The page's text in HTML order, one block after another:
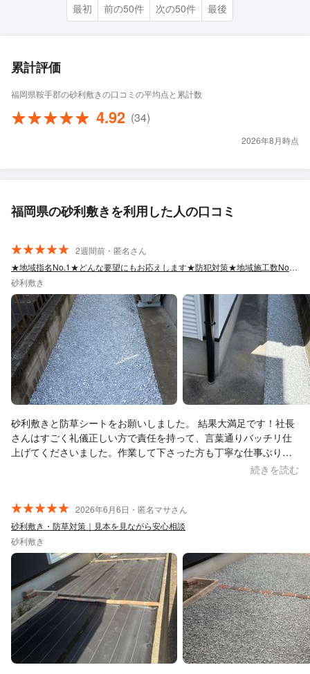
最初 前の50件 次の50件 最後
累計評価
福岡県鞍手郡の砂利敷きの口コミの平均点と累計数
4.92 (34)
2026年8月時点
福岡県の砂利敷きを利用した人の口コミ
2週間前・匿名さん
★地域指名No.1★どんな要望にもお応えします★防犯対策★地域施工数No.1★
砂利敷き
砂利敷きと防草シートをお願いしました。 結果大満足です！社長
さんはすごく礼儀正しい方で責任を持って、言葉通りバッチリ仕
上げてくださいました。作業して下さった方も丁寧な仕事ぶりで
した。 よそにも見積もりしましたが、こんなに安くて完璧にやっ
続きを読む
2026年6月6日・匿名マサさん
砂利敷き・防草対策｜見本を見ながら安心相談
砂利敷き